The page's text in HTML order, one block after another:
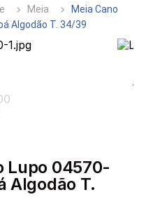
Meia
Meia Cano
Algodão T. 34/39
Lupo 04570-
Algodão T.